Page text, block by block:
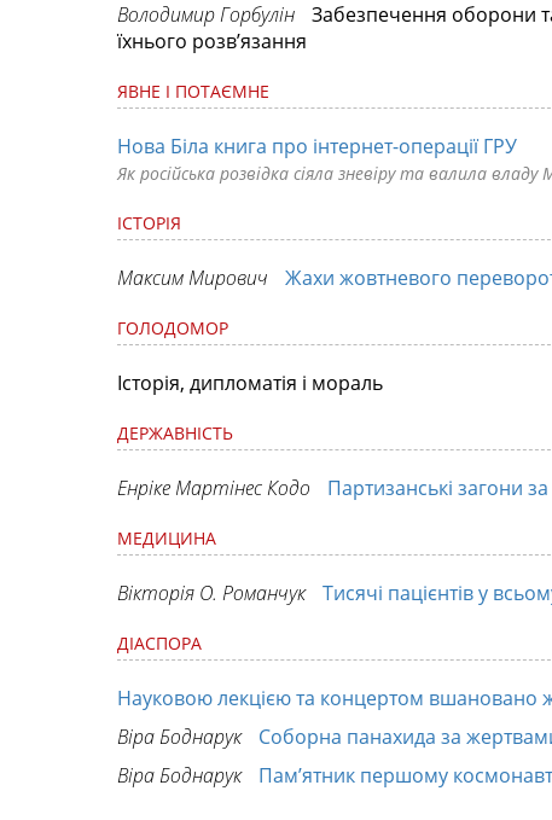
Володимир Горбулін
Забезпечення оборони
їхнього розв’язання
ЯВНЕ І ПОТАЄМНЕ
Нова Біла книга про інтернет-операції ГРУ
Як російська розвідка сіяла зневіру та валила владу
ІСТОРІЯ
Максим Мирович Жахи жовтневого
ГОЛОДОМОР
Історія, дипломатія і мораль
ДЕРЖАВНІСТЬ
Енріке Мартінес Кодо Партизанські загони
МЕДИЦИНА
Вікторія О. Романчук Тисячі пацієнтів у
ДІАСПОРА
Науковою лекцією та концертом вшановано
Віра Боднарук
Соборна панахида за
Віра Боднарук
Пам’ятник першому